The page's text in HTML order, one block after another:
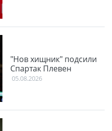
"Нов хищник" подсили
Спартак Плевен
05.08.2026